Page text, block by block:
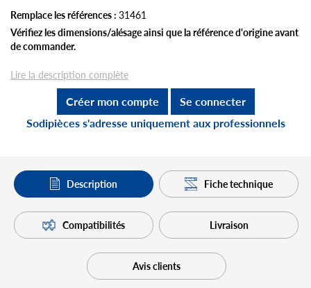
Remplace les références : 31461
Vérifiez les dimensions/alésage ainsi que la référence d'origine avant
de commander.
Lire la description complète
Créer mon compte
Se connecter
Sodipièces s'adresse uniquement aux professionnels
Description Fiche technique
Compatibilités Livraison
Avis clients